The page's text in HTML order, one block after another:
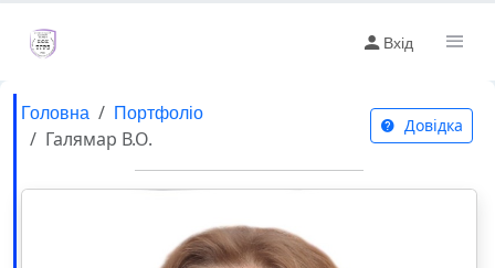
Вхід
Головна Портфоліо
Галямар В.О.
Довідка